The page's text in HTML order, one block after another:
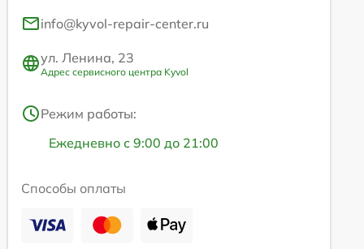
info@kyvol-repair-center.ru
ул. Ленина, 23
Адрес сервисного центра Kyvol
Режим работы:
Ежедневно с 9:00 до 21:00
Способы оплаты